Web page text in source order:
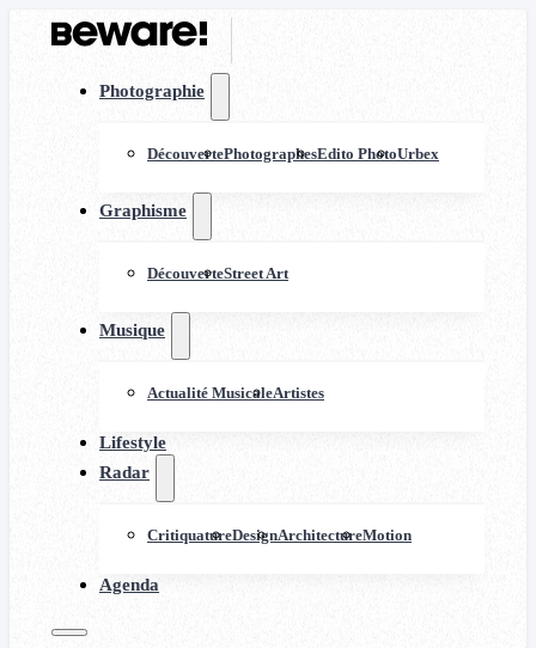
Photographie
DécouvertePhotographesEdito PhotoUrbex
Graphisme
DécouverteStreet Art
Musique
Actualité MusicaleArtistes
Lifestyle
Radar
CritiquatureDesignArchitectureMotion
Agenda